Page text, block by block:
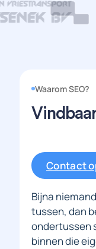
Waarom SEO?
Contact
Bijna
tussen, dan
ondertussen
binnen die